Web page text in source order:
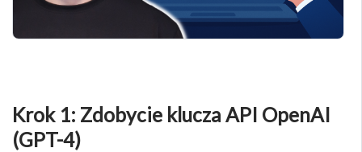
Krok 1: Zdobycie klucza API OpenAI
(GPT-4)